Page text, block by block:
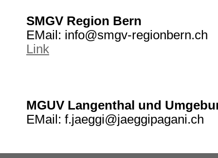
SMGV Region Bern
EMail: info@smgv-regionbern.ch
Link
MGUV Langenthal und
EMail: f.jaeggi@jaeggipagani.ch